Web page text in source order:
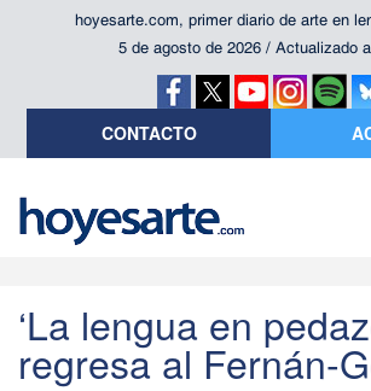
hoyesarte.com, primer diario de arte en
5 de agosto de 2026 / Actualizado a
CONTACTO
‘La lengua en
regresa al Fernán-